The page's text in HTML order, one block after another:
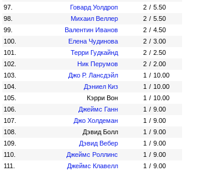
97.
Говард Уолдроп 2 / 5.50
98.
Михаил Веллер 2 / 5.50
99.
Валентин Иванов 2 / 4.50
100.
Елена Чудинова 2 / 3.00
101.
Терри Гудкайнд 2 / 2.50
102.
Ник Перумов 2 / 2.00
103.
Джо Р. Лансдэйл 1 / 10.00
104.
Дэниел Киз 1 / 10.00
105.
Кэрри Вон 1 / 10.00
106.
Джеймс Ганн 1 / 9.00
107.
Джо Холдеман 1 / 9.00
108.
Дэвид Болл 1 / 9.00
109.
Дэвид Вебер 1 / 9.00
110.
Джеймс Роллинс 1 / 9.00
111.
Джеймс Клавелл 1 / 9.00